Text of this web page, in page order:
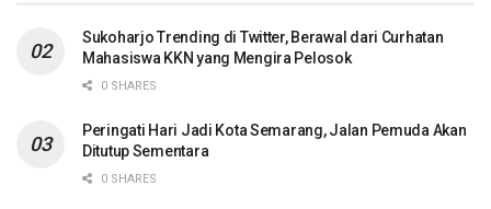
Sukoharjo Trending di Twitter, Berawal dari Curhatan
Mahasiswa KKN yang Mengira Pelosok
0 SHARES
Peringati Hari Jadi Kota Semarang, Jalan Pemuda Akan
Ditutup Sementara
0 SHARES